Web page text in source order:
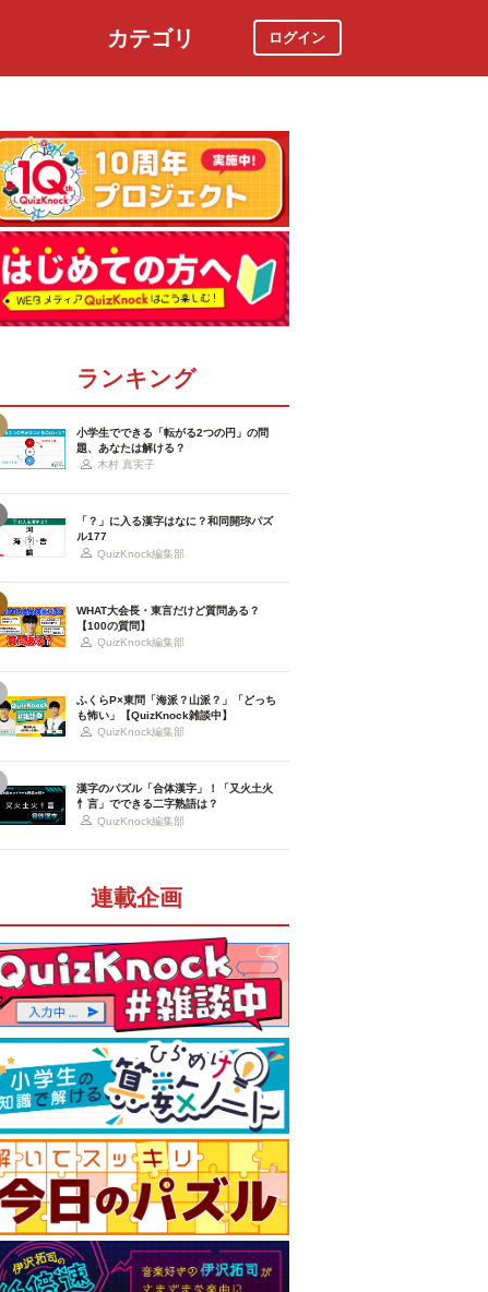
カテゴリ ログイン
ランキング
小学生でできる「転がる2つの円」の問
題、あなたは解ける？
木村 真実子
「？」に入る漢字はなに？和同開珎パズ
ル177
QuizKnock編集部
WHAT大会長・東言だけど質問ある？
【100の質問】
QuizKnock編集部
ふくらP×東問「海派？山派？」「どっち
も怖い」【QuizKnock雑談中】
QuizKnock編集部
漢字のパズル「合体漢字」！「又火土火
忄言」でできる二字熟語は？
QuizKnock編集部
連載企画